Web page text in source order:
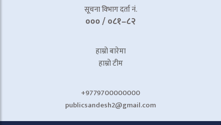
सूचना विभाग दर्ता नं.
००० / ०८१–८२
हाम्रो बारेमा
हाम्रो टीम
+9779700000000
publicsandesh2@gmail.com